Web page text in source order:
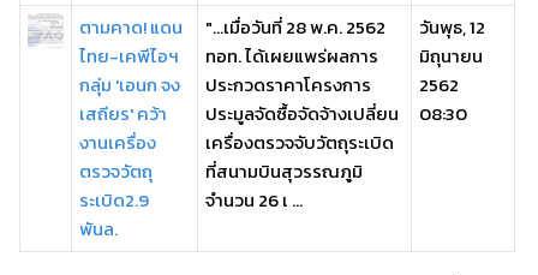
ตามคาด! แดน
ไทย-เคพีไอฯ
กลุ่ม 'เอนก จง
เสถียร' คว้า
งานเครื่อง
ตรวจวัตถุ
ระเบิด2.9
พันล.
"...เมื่อวันที่ 28 พ.ค. 2562
ทอท. ได้เผยแพร่ผลการ
ประกวดราคาโครงการ
ประมูลจัดซื้อจัดจ้างเปลี่ยน
เครื่องตรวจจับวัตถุระเบิด
ที่สนามบินสุวรรณภูมิ
จำนวน 26 เ ...
วันพุธ, 12
มิถุนายน
2562
08:30